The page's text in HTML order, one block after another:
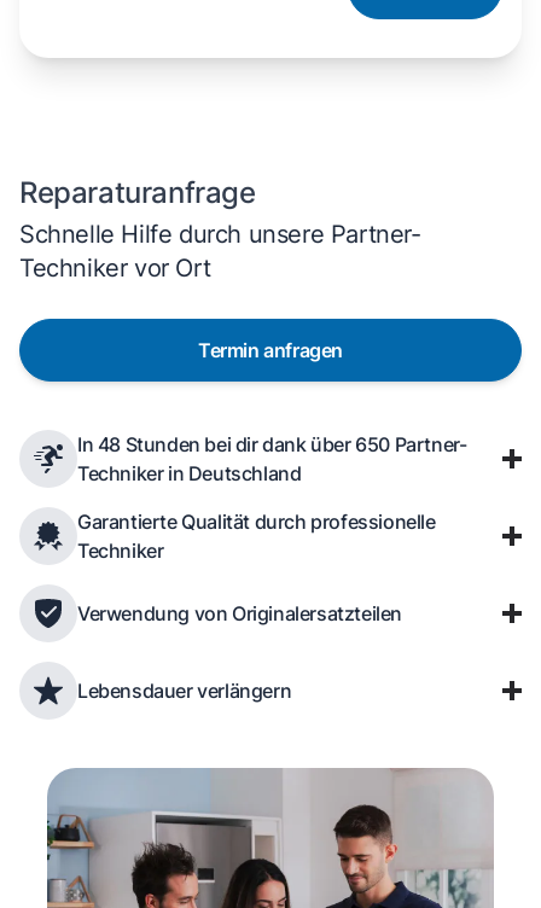
Reparaturanfrage
Schnelle Hilfe durch unsere Partner-
Techniker vor Ort
Termin anfragen
In 48 Stunden bei dir dank über 650 Partner-
Techniker in Deutschland
Garantierte Qualität durch professionelle
Techniker
Verwendung von Originalersatzteilen
Lebensdauer verlängern